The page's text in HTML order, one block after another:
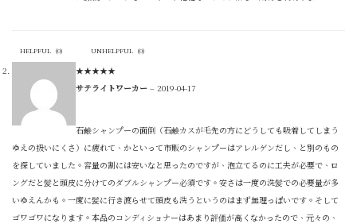
HELPFUL (0) UNHELPFUL (0)
★★★★★
サテライトワーカー – 2019-04-17
石鹸シャンプーの面倒（石鹸カスが毛先の方にどうしても吸着してしまう
ゆえの扱いにくさ）に疲れて、かといって市販のシャンプーはアレルゲンだし、と別のもの
を探していました。容量の割には安いなと思ったのですが、泡立てるのに工夫が必要で、ロ
ングだと髪と頭皮に分けてのダブルシャンプー必須です。安さは一度の洗髪での必要量が多
いゆえんかも。一度に髪に行き渡らせて頭皮も洗うというのはまず無理っぽいです。そして
ゴワゴワになります。本品のコンディショナーはあまり評価が高くなかったので、元々の、